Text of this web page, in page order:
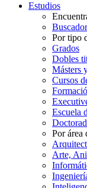
Estudios
Por tipo
Grados
Dobles
Másters
Cursos
Escuela
Por área
Arte,